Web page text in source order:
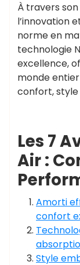
À travers
l’innovation
norme en
technologie
excellence,
monde
confort,
Les 7
Air :
Amorti
confort
Style